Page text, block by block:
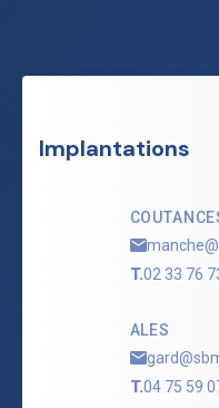
Implantations
T.02 33 76
ALES
T.04 75 59